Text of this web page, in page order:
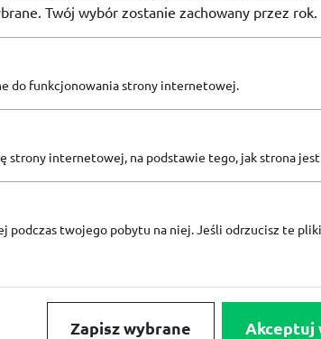
Twój wybór zostanie zachowany przez rok.
do funkcjonowania strony internetowej.
strony internetowej, na podstawie tego, jak strona jest
podczas twojego pobytu na niej. Jeśli odrzucisz te
Zapisz wybrane Akceptuj